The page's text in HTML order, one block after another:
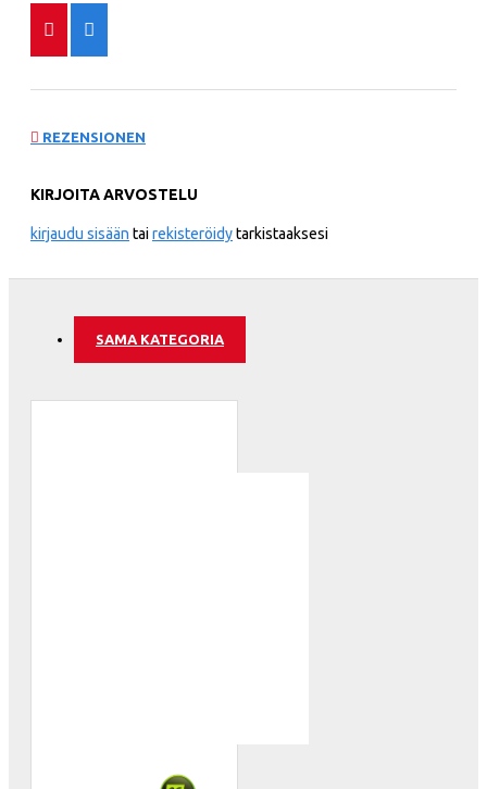
REZENSIONEN
KIRJOITA ARVOSTELU
kirjaudu sisään tairekisteröidytarkistaaksesi
SAMA KATEGORIA